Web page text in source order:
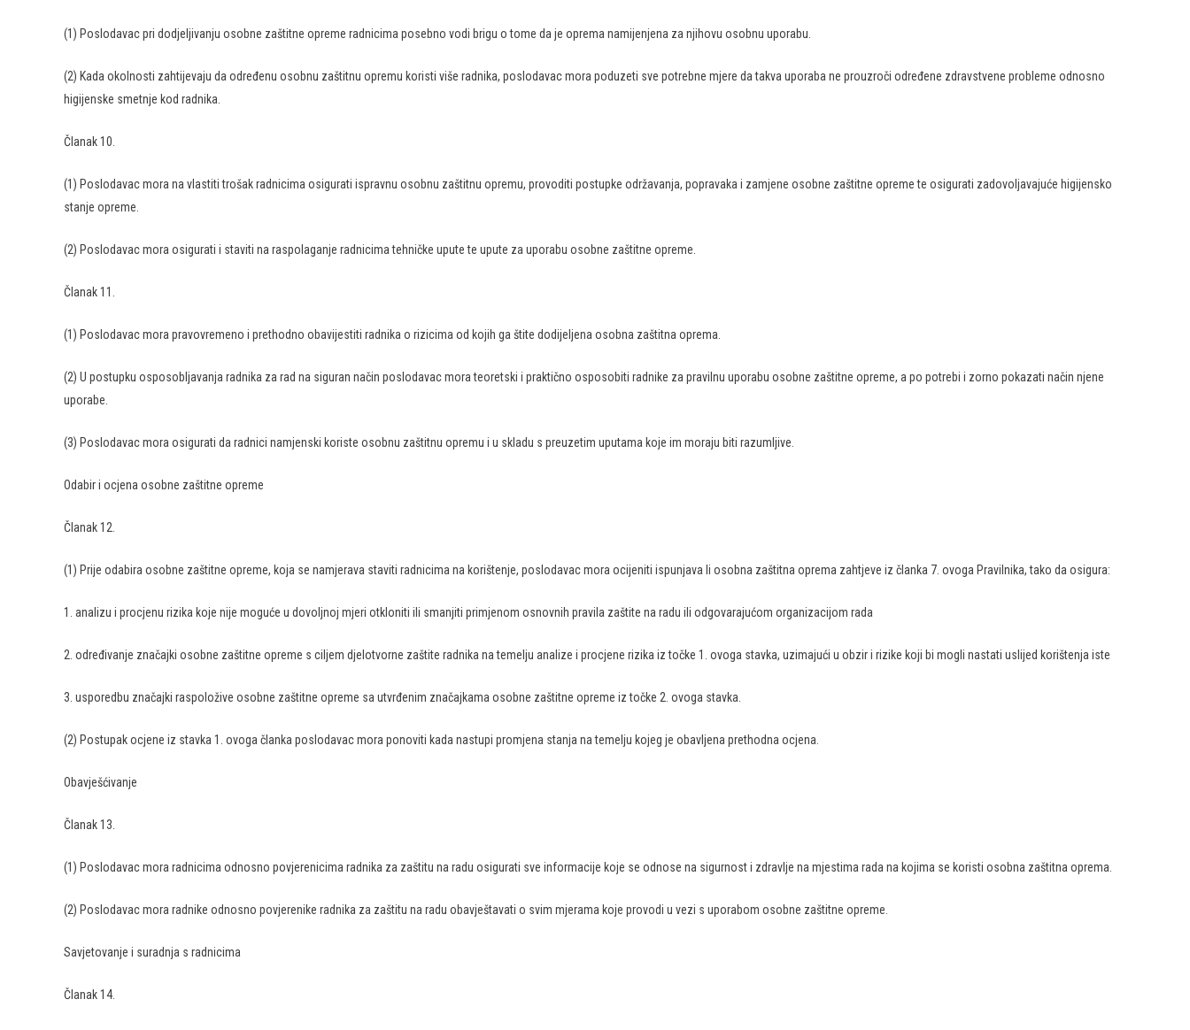
(1) Poslodavac pri dodjeljivanju osobne zaštitne opreme radnicima posebno vodi brigu o tome da je oprema namijenjena za njihovu osobnu uporabu.
(2) Kada okolnosti zahtijevaju da određenu osobnu zaštitnu opremu koristi više radnika, poslodavac mora poduzeti sve potrebne mjere da takva uporaba ne prouzroči određene zdravstvene probleme odnosno
higijenske smetnje kod radnika.
Članak 10.
(1) Poslodavac mora na vlastiti trošak radnicima osigurati ispravnu osobnu zaštitnu opremu, provoditi postupke održavanja, popravaka i zamjene osobne zaštitne opreme te osigurati zadovoljavajuće higijensko
stanje opreme.
(2) Poslodavac mora osigurati i staviti na raspolaganje radnicima tehničke upute te upute za uporabu osobne zaštitne opreme.
Članak 11.
(1) Poslodavac mora pravovremeno i prethodno obavijestiti radnika o rizicima od kojih ga štite dodijeljena osobna zaštitna oprema.
(2) U postupku osposobljavanja radnika za rad na siguran način poslodavac mora teoretski i praktično osposobiti radnike za pravilnu uporabu osobne zaštitne opreme, a po potrebi i zorno pokazati način njene
uporabe.
(3) Poslodavac mora osigurati da radnici namjenski koriste osobnu zaštitnu opremu i u skladu s preuzetim uputama koje im moraju biti razumljive.
Odabir i ocjena osobne zaštitne opreme
Članak 12.
(1) Prije odabira osobne zaštitne opreme, koja se namjerava staviti radnicima na korištenje, poslodavac mora ocijeniti ispunjava li osobna zaštitna oprema zahtjeve iz članka 7. ovoga Pravilnika, tako da osigura:
1. analizu i procjenu rizika koje nije moguće u dovoljnoj mjeri otkloniti ili smanjiti primjenom osnovnih pravila zaštite na radu ili odgovarajućom organizacijom rada
2. određivanje značajki osobne zaštitne opreme s ciljem djelotvorne zaštite radnika na temelju analize i procjene rizika iz točke 1. ovoga stavka, uzimajući u obzir i rizike koji bi mogli nastati uslijed korištenja iste
3. usporedbu značajki raspoložive osobne zaštitne opreme sa utvrđenim značajkama osobne zaštitne opreme iz točke 2. ovoga stavka.
(2) Postupak ocjene iz stavka 1. ovoga članka poslodavac mora ponoviti kada nastupi promjena stanja na temelju kojeg je obavljena prethodna ocjena.
Obavješćivanje
Članak 13.
(1) Poslodavac mora radnicima odnosno povjerenicima radnika za zaštitu na radu osigurati sve informacije koje se odnose na sigurnost i zdravlje na mjestima rada na kojima se koristi osobna zaštitna oprema.
(2) Poslodavac mora radnike odnosno povjerenike radnika za zaštitu na radu obavještavati o svim mjerama koje provodi u vezi s uporabom osobne zaštitne opreme.
Savjetovanje i suradnja s radnicima
Članak 14.